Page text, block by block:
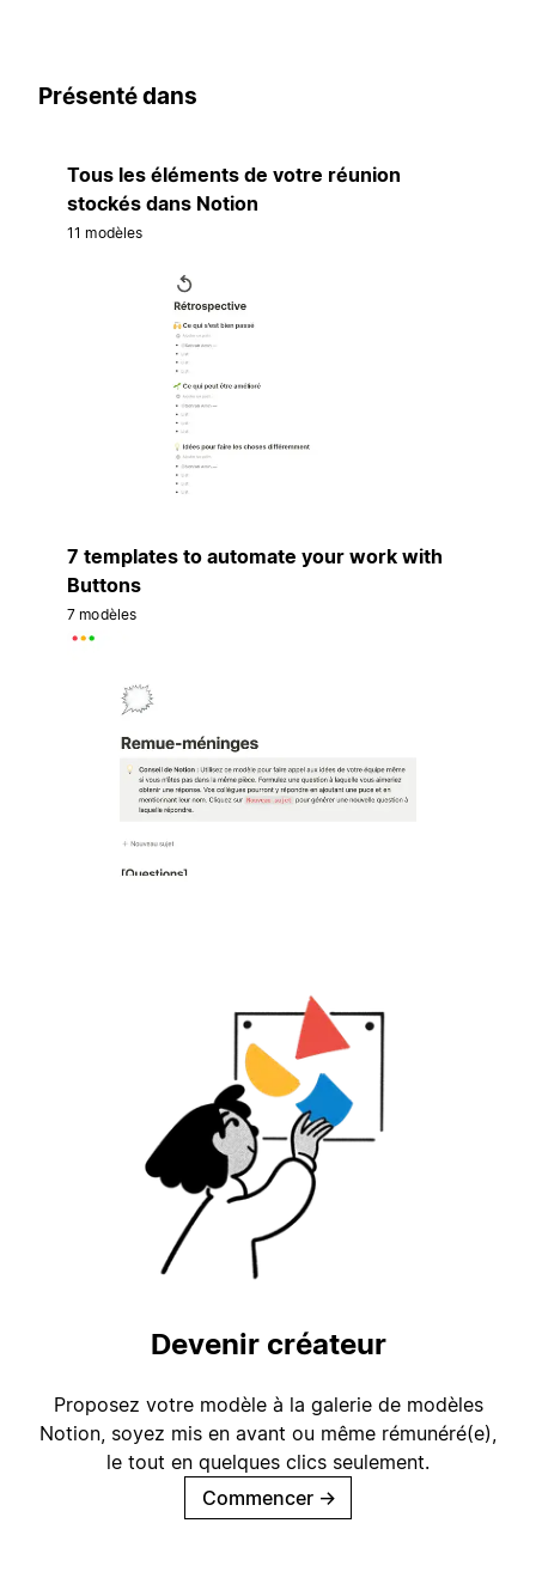
Présenté dans
Tous les éléments de votre réunion
stockés dans Notion
11 modèles
7 templates to automate your work with
Buttons
7 modèles
Devenir créateur
Proposez votre modèle à la galerie de modèles
Notion, soyez mis en avant ou même rémunéré(e),
le tout en quelques clics seulement.
Commencer →